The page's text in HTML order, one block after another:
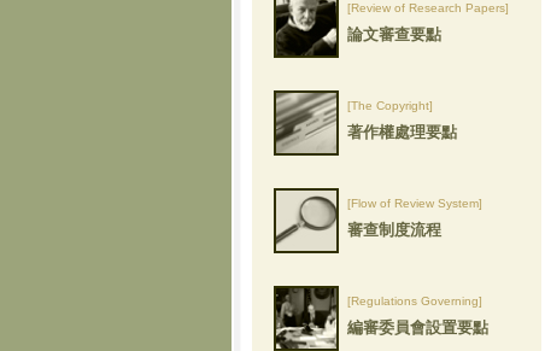
[Review of Research Papers]
論文審查要點
[The Copyright]
著作權處理要點
[Flow of Review System]
審查制度流程
[Regulations Governing]
編審委員會設置要點